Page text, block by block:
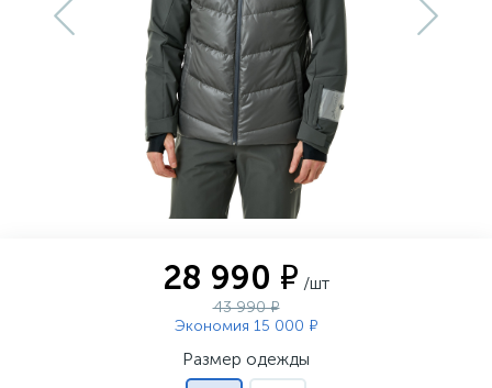
28 990 ₽ /шт
43 990 ₽
Экономия 15 000 ₽
Размер одежды